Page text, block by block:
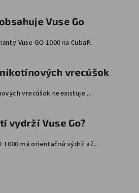
Vuse Go
Vuse GO 1000 na CubaP...
vrecúšok
vrecúšok neexistuje...
vydrží Vuse Go?
1000 má orientačnú výdrž až...